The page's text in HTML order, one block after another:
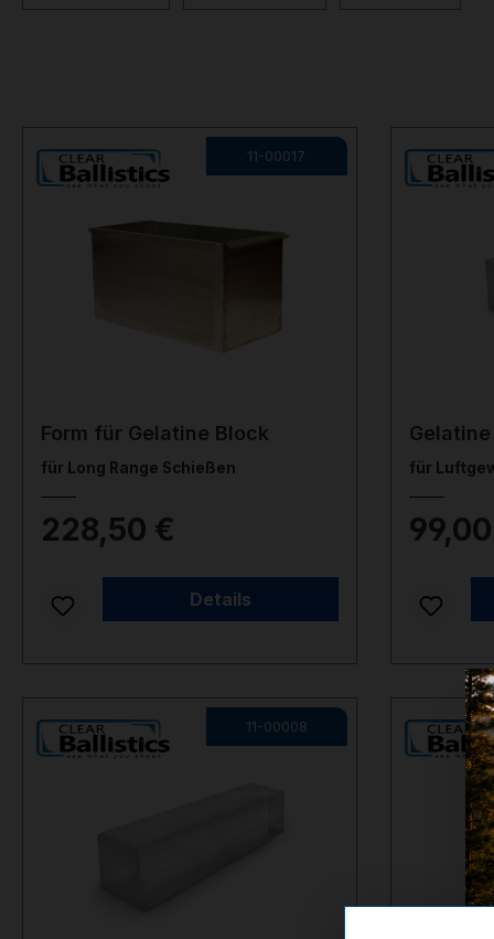
11-00017
Form für Gelatine Block
für Long Range Schießen
228,50 €
Auf Lager
Details
für
Nicht auf
11-00008